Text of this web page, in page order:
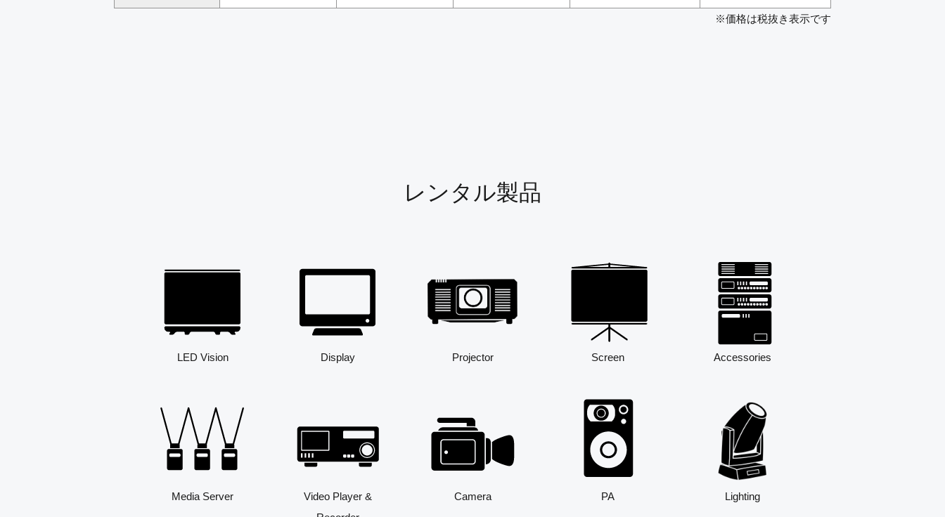
※価格は税抜き表示です
レンタル製品
LED Vision Display Projector Screen Accessories
Media Server
Video Player &
Camera PA Lighting